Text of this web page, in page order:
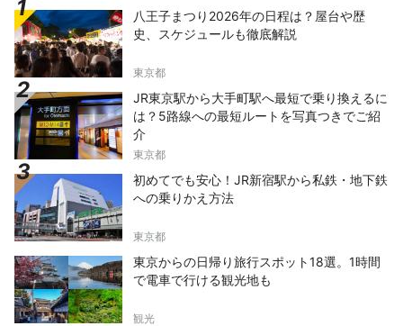
八王子まつり2026年の日程は？屋台や歴
史、スケジュールも徹底解説
東京都
JR東京駅から大手町駅へ最短で乗り換えるに
は？5路線への最短ルートを写真つきでご紹
介
東京都
初めてでも安心！JR新宿駅から私鉄・地下鉄
への乗りかえ方法
東京都
東京からの日帰り旅行スポット18選。1時間
で電車で行ける観光地も
観光